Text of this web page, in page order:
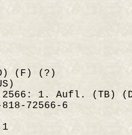
(F) (?)
1. Aufl. (TB)
72566-6